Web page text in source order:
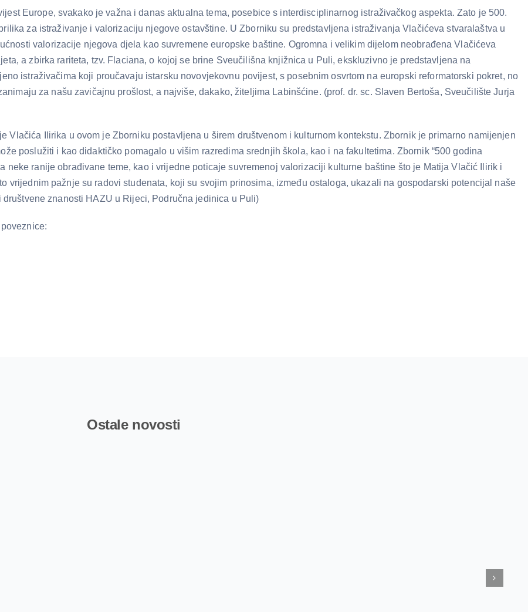
Europe, svakako je važna i danas aktualna tema, posebice s interdisciplinarnog istraživačkog aspekta. Zato je 500.
za istraživanje i valorizaciju njegove ostavštine. U Zborniku su predstavljena istraživanja Vlačićeva stvaralaštva u
valorizacije njegova djela kao suvremene europske baštine. Ogromna i velikim dijelom neobrađena Vlačićeva
a zbirka rariteta, tzv. Flaciana, o kojoj se brine Sveučilišna knjižnica u Puli, ekskluzivno je predstavljena na
istraživačima koji proučavaju istarsku novovjekovnu povijest, s posebnim osvrtom na europski reformatorski pokret, no
za našu zavičajnu prošlost, a najviše, dakako, žiteljima Labinšćine. (prof. dr. sc. Slaven Bertoša, Sveučilište Jurja
Vlačića Ilirika u ovom je Zborniku postavljena u širem društvenom i kulturnom kontekstu. Zbornik je primarno namijenjen
poslužiti i kao didaktičko pomagalo u višim razredima srednjih škola, kao i na fakultetima. Zbornik “500 godina
neke ranije obrađivane teme, kao i vrijedne poticaje suvremenoj valorizaciji kulturne baštine što je Matija Vlačić Ilirik i
vrijednim pažnje su radovi studenata, koji su svojim prinosima, između ostaloga, ukazali na gospodarski potencijal naše
znanosti HAZU u Rijeci, Područna jedinica u Puli)
Ostale novosti